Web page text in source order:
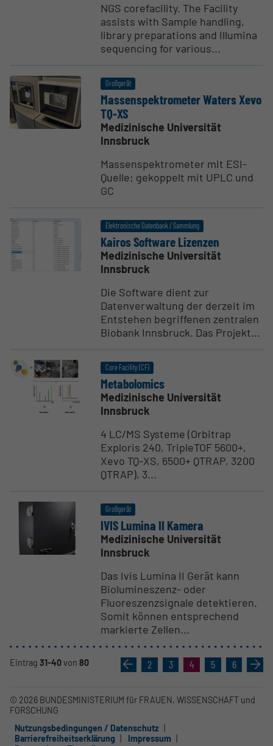
NGS corefacility. The Facility
assists with Sample handling,
library preparations and Illumina
sequencing for various...
Großgerät
Massen­spek­tro­meter Waters Xevo
TQ-XS
Medizinische Universität
Innsbruck
Massenspektrometer mit ESI-
Quelle; gekoppelt mit UPLC und
GC
Elektronische Datenbank / Sammlung
Kairos Software Lizenzen
Medizinische Universität
Innsbruck
Die Software dient zur
Datenverwaltung der derzeit im
Entstehen begriffenen zentralen
Biobank Innsbruck. Das Projekt...
Core Facility (CF)
Metabo­lomics
Medizinische Universität
Innsbruck
4 LC/MS Systeme (Orbitrap
Exploris 240, TripleTOF 5600+,
Xevo TQ-XS, 6500+ QTRAP, 3200
QTRAP), 3...
Großgerät
IVIS Lumina II Kamera
Medizinische Universität
Innsbruck
Das Ivis Lumina II Gerät kann
Biolumineszenz- oder
Fluoreszenzsignale detektieren.
Somit können entsprechend
markierte Zellen...
Eintrag 31-40von 80 « 2 3 4 5 6 »
© 2026 BUNDESMINISTERIUM für FRAUEN, WISSENSCHAFT und
FORSCHUNG
Nutzungsbedingungen / Datenschutz
Barrierefreiheitserklärung
Impressum